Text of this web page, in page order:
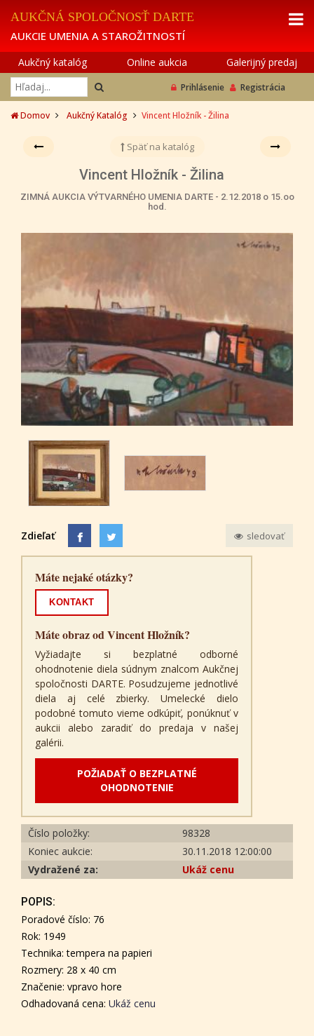
AUKČNÁ SPOLOČNOSŤ DARTE
AUKCIE UMENIA A STAROŽITNOSTÍ
Aukčný katalóg Online aukcia Galerijný predaj
Prihlásenie Registrácia
Domov Aukčný Katalóg Vincent Hložník - Žilina
Späť na katalóg
Vincent Hložník - Žilina
ZIMNÁ AUKCIA VÝTVARNÉHO UMENIA DARTE - 2.12.2018 o 15.oo
hod.
Zdieľať sledovať
Máte nejaké otázky?
KONTAKT
Máte obraz od Vincent Hložník?
Vyžiadajte si bezplatné odborné
ohodnotenie diela súdnym znalcom Aukčnej
spoločnosti DARTE. Posudzujeme jednotlivé
diela aj celé zbierky. Umelecké dielo
podobné tomuto vieme odkúpiť, ponúknuť v
aukcii alebo zaradiť do predaja v našej
galérii.
POŽIADAŤ O BEZPLATNÉ
OHODNOTENIE
Číslo položky:
98328
Koniec aukcie:
30.11.2018 12:00:00
Vydražené za:
Ukáž cenu
POPIS:
Poradové číslo: 76
Rok: 1949
Technika: tempera na papieri
Rozmery: 28 x 40 cm
Značenie: vpravo hore
Odhadovaná cena: Ukáž cenu